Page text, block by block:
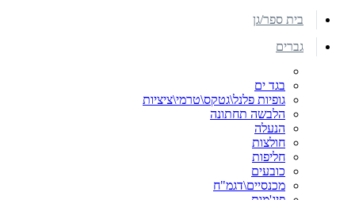
בית ספר/גן
גברים
בגד ים
גופיות פלנל\גטקס\טרמי\ציציות
הלבשה תחתונה
הנעלה
חולצות
חליפות
כובעים
מכנסיים\דגמ"ח